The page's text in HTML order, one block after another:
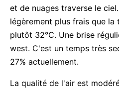
et de nuages traverse le
légèrement plus frais que la
plutôt 32°C. Une brise
west. C'est un temps très
27% actuellement.
La qualité de l'air est